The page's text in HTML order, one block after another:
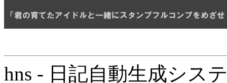
hns - 日記自動生成シス